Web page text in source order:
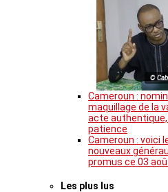
©
Cameroun :
maquillage de la
acte authentique,
patience
Cameroun : voici
nouveaux
promus ce 03
Les plus lus